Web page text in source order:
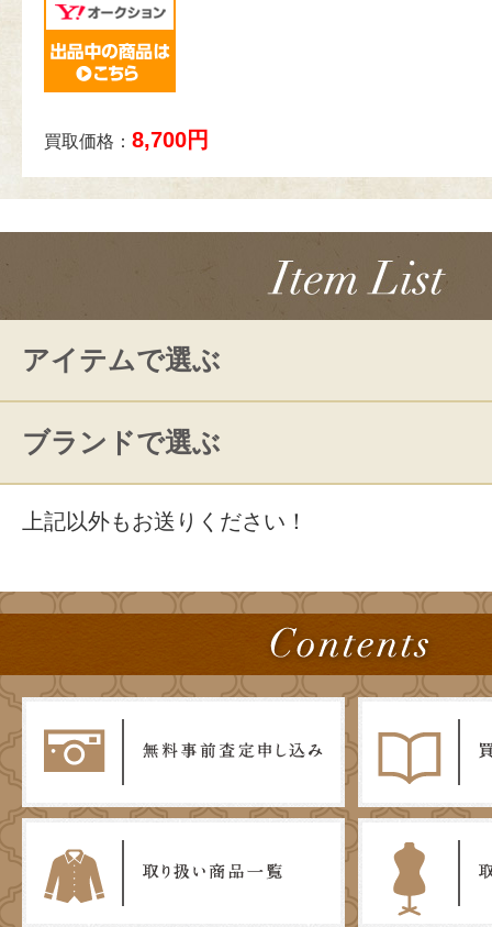
買取価格： 8,700円
アイテムで選ぶ
ブランドで選ぶ
上記以外もお送りください！